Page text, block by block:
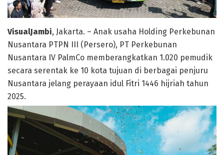
VisualJambi, Jakarta. – Anak usaha Holding Perkebunan
Nusantara PTPN III (Persero), PT Perkebunan
Nusantara IV PalmCo memberangkatkan 1.020 pemudik
secara serentak ke 10 kota tujuan di berbagai penjuru
Nusantara jelang perayaan idul Fitri 1446 hijriah tahun
2025.